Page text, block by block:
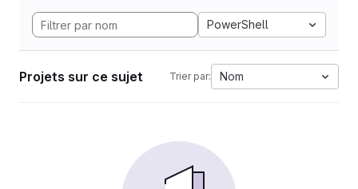
PowerShell
Projets sur ce sujet Trier par: Nom